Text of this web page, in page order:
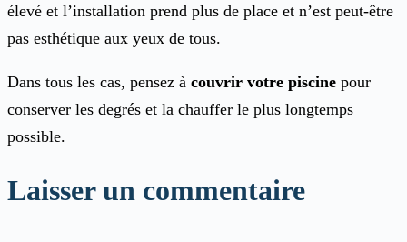
élevé et l’installation prend plus de place et n’est peut-être
pas esthétique aux yeux de tous.
Dans tous les cas, pensez à couvrir votre piscine pour
conserver les degrés et la chauffer le plus longtemps
possible.
Laisser un commentaire